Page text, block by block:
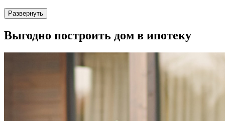
Развернуть
Выгодно построить дом в ипотеку